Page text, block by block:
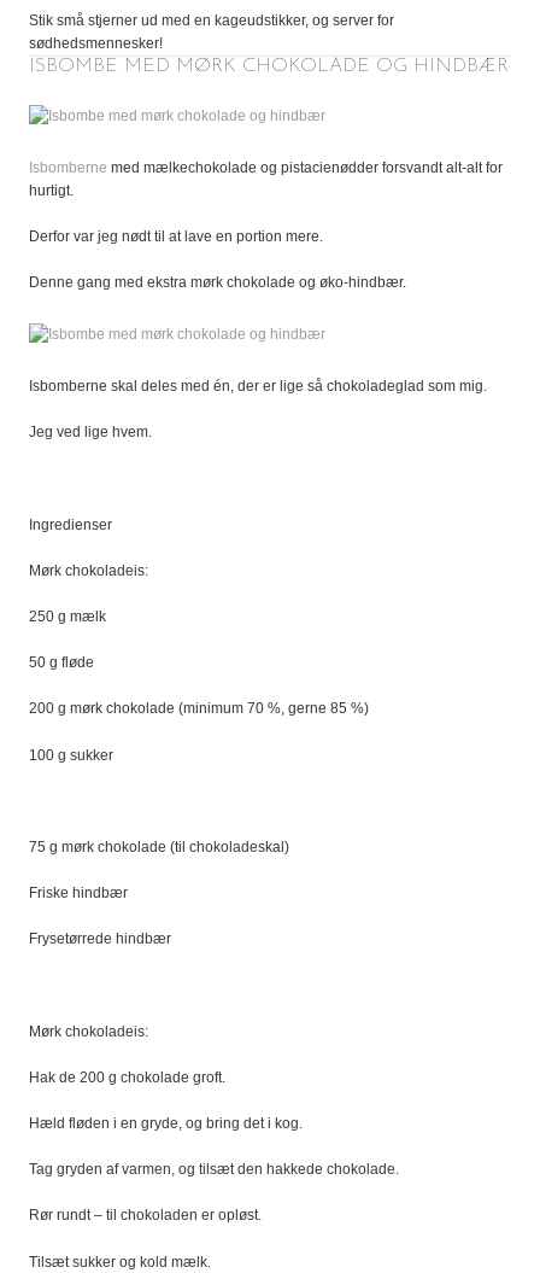
Stik små stjerner ud med en kageudstikker, og server for
sødhedsmennesker!
ISBOMBE MED MØRK CHOKOLADE OG HINDBÆR
Isbomberne med mælkechokolade og pistacienødder forsvandt alt-alt for
hurtigt.
Derfor var jeg nødt til at lave en portion mere.
Denne gang med ekstra mørk chokolade og øko-hindbær.
Isbomberne skal deles med én, der er lige så chokoladeglad som mig.
Jeg ved lige hvem.
Ingredienser
Mørk chokoladeis:
250 g mælk
50 g fløde
200 g mørk chokolade (minimum 70 %, gerne 85 %)
100 g sukker
75 g mørk chokolade (til chokoladeskal)
Friske hindbær
Frysetørrede hindbær
Mørk chokoladeis:
Hak de 200 g chokolade groft.
Hæld fløden i en gryde, og bring det i kog.
Tag gryden af varmen, og tilsæt den hakkede chokolade.
Rør rundt – til chokoladen er opløst.
Tilsæt sukker og kold mælk.